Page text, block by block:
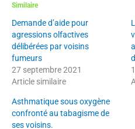
Similaire
Demande d’aide pour
agressions olfactives
délibérées par voisins
fumeurs
27 septembre 2021
Article similaire
Asthmatique sous oxygène
confronté au tabagisme de
ses voisins.